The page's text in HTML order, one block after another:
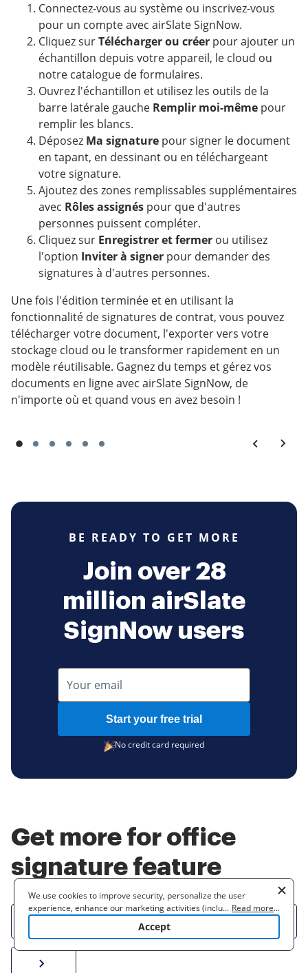
Connectez-vous au système ou inscrivez-vous
pour un compte avec airSlate SignNow.
Cliquez surTélécharger ou créer pour ajouter un
échantillon depuis votre appareil, le cloud ou
notre catalogue de formulaires.
Ouvrez l'échantillon et utilisez les outils de la
barre latérale gauche Remplir moi-même pour
remplir les blancs.
Déposez Ma signature pour signer le document
en tapant, en dessinant ou en téléchargeant
votre signature.
Ajoutez des zones remplissables supplémentaires
avec Rôles assignés pour que d'autres
personnes puissent compléter.
Cliquez sur Enregistrer et fermer ou utilisez
l'option Inviter à signer pour demander des
signatures à d'autres personnes.
Une fois l'édition terminée et en utilisant la
fonctionnalité de signatures de contrat, vous pouvez
télécharger votre document, l'exporter vers votre
stockage cloud ou le transformer rapidement en un
modèle réutilisable. Gagnez du temps et gérez vos
documents en ligne avec airSlate SignNow, de
n'importe où et quand vous en avez besoin !
BE READY TO GET MORE
Join over 28
million airSlate
SignNow users
Start your free trial
No credit card required
Get more for office
signature feature
How to sign a PDF onlineCreate electronic signature
Send
We use cookies to improve security, personalize the user
experience, enhance our marketing activities (including
cooperating with our 3rd party partners) and for other business
to learn more. By clicking "Accept"
... Read more...
Accept